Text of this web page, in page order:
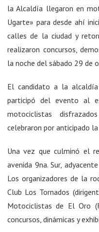
la Alcaldía llegaron en
Ugarte» para desde ahí
calles de la ciudad y
realizaron concursos,
la noche del sábado 29 de
El candidato a la
participó del evento al
motociclistas
celebraron por anticipado
Una vez que culminó el
avenida 9na. Sur,
Los organizadores de la
Club Los Tornados
Motociclistas de El Oro
concursos, dinámicas y